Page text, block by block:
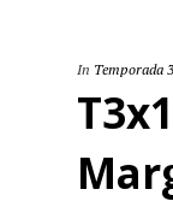
In Temporada 3